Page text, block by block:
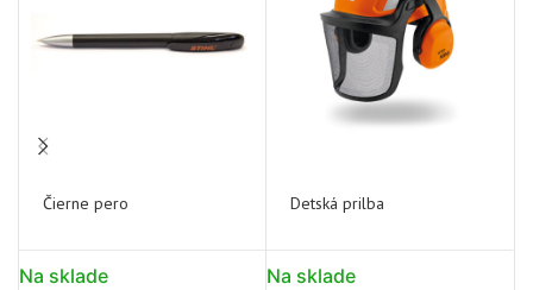
Čierne pero
Na sklade
Detská prilba
Na sklade